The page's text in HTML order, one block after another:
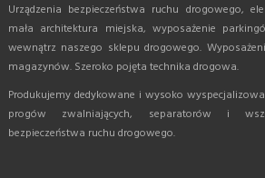
Urządzenia bezpieczeństwa ruchu drogowego,
mała architektura miejska, wyposażenie
wewnątrz naszego sklepu drogowego.
magazynów. Szeroko pojęta technika drogowa.
Produkujemy dedykowane i wysoko
progów zwalniających, separatorów i
bezpieczeństwa ruchu drogowego.